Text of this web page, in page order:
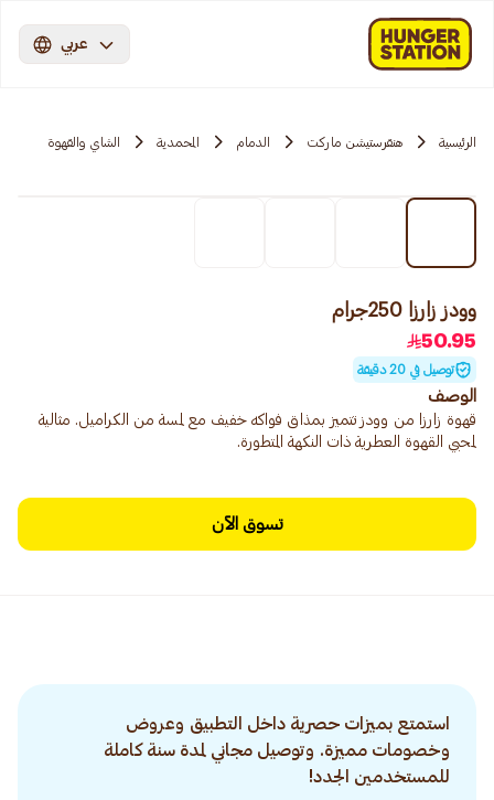
عربي
الرئيسية هنقرستيشن ماركت الدمام المحمدية الشاي والقهوة
وودز زارزا 250جرام
50.95
توصيل في 20 دقيقة
الوصف
قهوة زارزا من وودز تتميز بمذاق فواكه خفيف مع لمسة من الكراميل. مثالية
لمحبي القهوة العطرية ذات النكهة المتطورة.
تسوق الآن
استمتع بميزات حصرية داخل التطبيق وعروض
وخصومات مميزة. وتوصيل مجاني لمدة سنة كاملة
للمستخدمين الجدد!